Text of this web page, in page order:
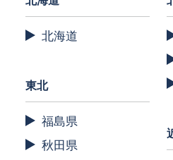
北海道
東北
福島県
秋田県